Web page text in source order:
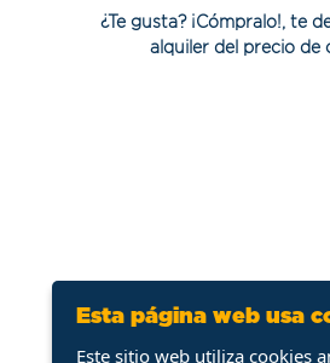
¿Te gusta? ¡Cómpralo!, te
alquiler del precio de
Esta página web usa
Este sitio web utiliza cookies